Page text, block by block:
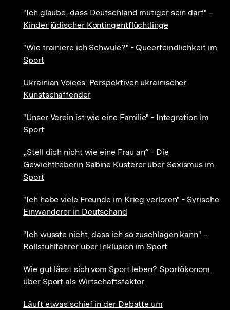
"Ich glaube, dass Deutschland mutiger sein darf" –
Kinder jüdischer Kontingentflüchtlinge
"Wie trainiere ich Schwule?" - Queerfeindlichkeit im
Sport
Ukrainian Voices: Perspektiven ukrainischer
Kunstschaffender
"Unser Verein ist wie eine Familie" - Integration im
Sport
„Stell dich nicht wie eine Frau an“ - Die
Gewichtheberin Sabine Kusterer über Sexismus im
Sport
"Ich habe viele Freunde im Krieg verloren" - Syrische
Einwanderer in Deutschand
"Ich wusste nicht, dass ich so zuschlagen kann" –
Rollstuhlfahrer über Inklusion im Sport
Wie gut lässt sich vom Sport leben? Sportökonom
über Sport als Wirtschaftsfaktor
Läuft etwas schief in der Debatte um